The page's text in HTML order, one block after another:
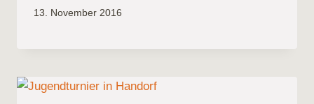
13. November 2016